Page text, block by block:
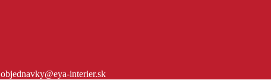
objednavky@eya-interier.sk